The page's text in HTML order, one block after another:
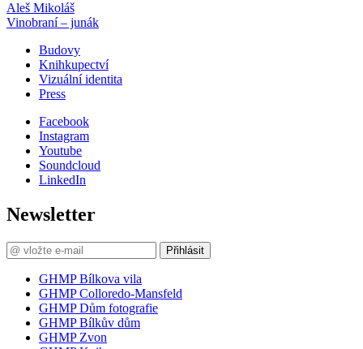
Aleš Mikoláš
Vinobraní – junák
Budovy
Knihkupectví
Vizuální identita
Press
Facebook
Instagram
Youtube
Soundcloud
LinkedIn
Newsletter
Přihlásit
GHMP Bílkova vila
GHMP Colloredo-Mansfeld
GHMP Dům fotografie
GHMP Bílkův dům
GHMP Zvon